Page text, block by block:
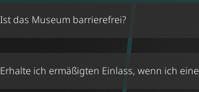
Ist das Museum barrierefrei?
Erhalte ich ermäßigten Einlass, wenn ich